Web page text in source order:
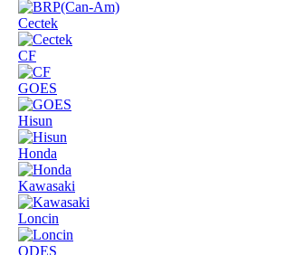
Cectek
CF
GOES
Hisun
Honda
Kawasaki
Loncin
ODES